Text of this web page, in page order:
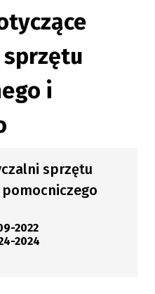
i
sprzętu
2022
2024